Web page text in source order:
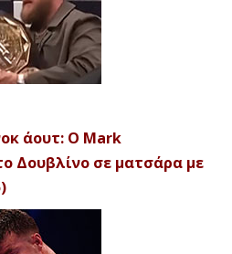
άουτ: Ο Mark
Δουβλίνο σε ματσάρα με